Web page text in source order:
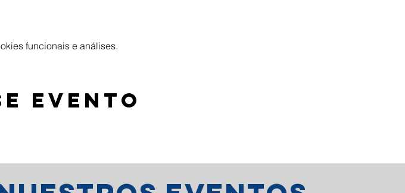
funcionais e análises.
evento